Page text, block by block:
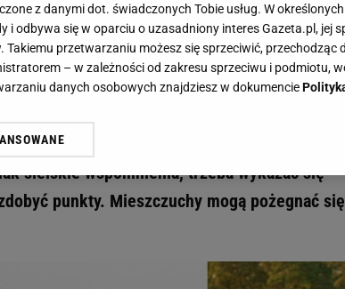
różni się siano od słomy? Mieszczuchy nie mają szans pobić 6/11!
Czym różni się siano od
szans pobić 6/11!
doświadczenie da ci przewagę w naszym
sielskie wspomnienia, trzeba wykazać się
punkty. Mieszczuchy mogą pożegnać
z danymi dot. świadczonych Tobie usług. W
i odbywa się w oparciu o uzasadniony interes Gazeta.pl, jej
przetwarzaniu możesz się sprzeciwić, przechodząc
– w zależności od zakresu sprzeciwu i podmiotu,
danych osobowych znajdziesz w dokumencie
też zgodę na zainstalowanie i przechowywanie plików
wywołując narzędzie do zarządzania twoimi preferencjami
” w stopce serwisu i przechodząc do „Ustawień
i Agora S.A. możemy przetwarzać dane osobowe w
geolokalizacyjnych. Aktywne skanowanie charakterystyki